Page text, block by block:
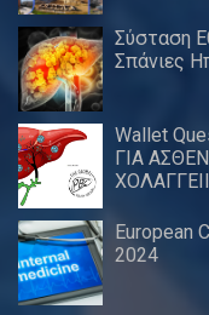
Σύσταση
Σπάνιες
Wallet
ΓΙΑ
European
2024